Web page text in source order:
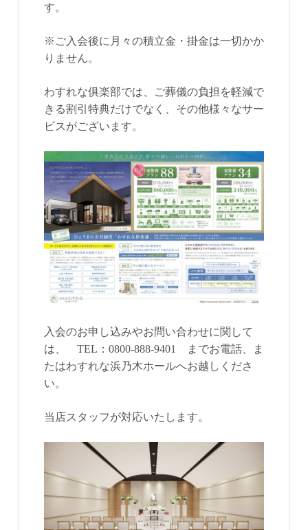
す。
※ご入会後に月々の積立金・掛金は一切かか
りません。
わすれな俱楽部では、ご葬儀の負担を軽減で
きる割引特典だけでなく、その他様々なサー
ビスがございます。
入会のお申し込みやお問い合わせに関して
は、 TEL：0800‐888‐9401 までお電話、ま
たはわすれな浜乃木ホールへお越しくださ
い。
当店スタッフが対応いたします。